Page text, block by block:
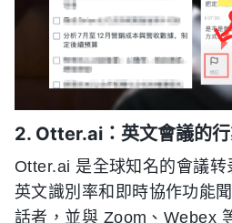
2. Otter.ai：英文會議的
Otter.ai 是全球知名的會議转
英文識別率和即時協作功能
話者，並與 Zoom、Webex